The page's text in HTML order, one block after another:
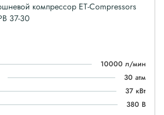
компрессор ET-Compressors
37-30
10000 л/мин
30 атм
37 кВт
380 В